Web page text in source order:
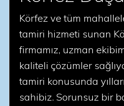
Körfez ve tüm
tamiri hizmeti sunan
firmamız, uzman
kaliteli çözümler
tamiri konusunda
sahibiz. Sorunsuz bir